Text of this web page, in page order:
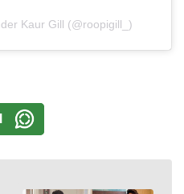
Kaur Gill (@roopigill_)